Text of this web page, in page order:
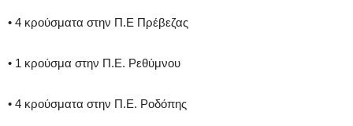
• 4 κρούσματα στην Π.Ε Πρέβεζας
• 1 κρούσμα στην Π.Ε. Ρεθύμνου
• 4 κρούσματα στην Π.Ε. Ροδόπης